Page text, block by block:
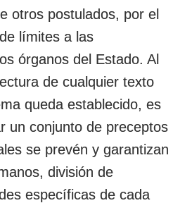
otros postulados, por el
límites a las
órganos del Estado. Al
de cualquier texto
queda establecido, es
un conjunto de preceptos
se prevén y garantizan
división de
específicas de cada